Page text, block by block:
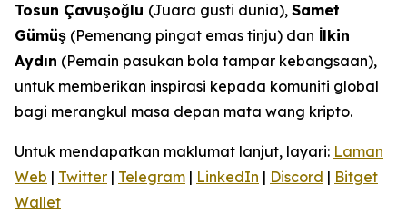
Tosun Çavuşoğlu (Juara gusti dunia), Samet
Gümüş (Pemenang pingat emas tinju) dan İlkin
Aydın (Pemain pasukan bola tampar kebangsaan),
untuk memberikan inspirasi kepada komuniti global
bagi merangkul masa depan mata wang kripto.
Untuk mendapatkan maklumat lanjut, layari: Laman
Web | Twitter | Telegram | LinkedIn | Discord | Bitget
Wallet